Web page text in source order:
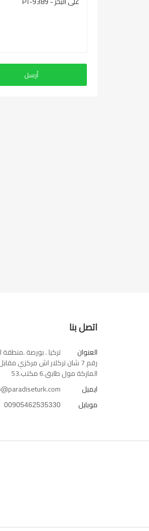
اتصل بنا
العنوان
تركيا . بورصة .منطقة
رقم 7 شان تركلار اش مركزي
الماركة مول طابق.6 مكتب.53
ايميل
موبايل
00905462535330